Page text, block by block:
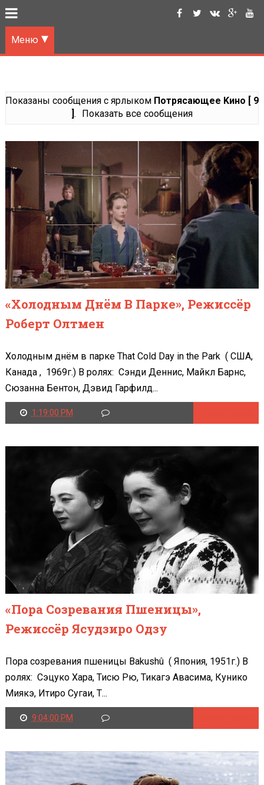
Меню
Показаны сообщения с ярлыком Потрясающее Kино [ 9
] . Показать все сообщения
«Холодным Днём В Парке», Режиссёр
Роберт Олтмен
Холодным днём в парке That Cold Day in the Park ( США,
Канада , 1969г.) В ролях: Сэнди Деннис, Майкл Барнс,
Сюзанна Бентон, Дэвид Гарфилд...
1:19:00 PM
«Пора Созревания Пшеницы»,
Режиссёр Ясудзиро Одзу
Пора созревания пшеницы Bakushû ( Япония, 1951г.) В
ролях: Сэцуко Хара, Тисю Рю, Тикагэ Авасима, Кунико
Миякэ, Итиро Сугаи, Т...
9:04:00 PM